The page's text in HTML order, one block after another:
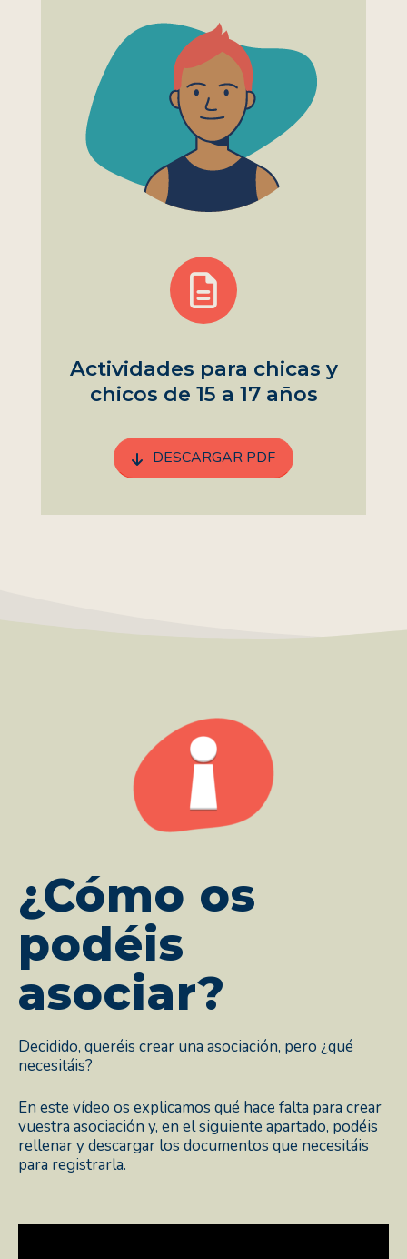
Actividades para chicas y
chicos de 15 a 17 años
DESCARGAR PDF
¿Cómo os
podéis
asociar?
Decidido, queréis crear una asociación, pero ¿qué
necesitáis?
En este vídeo os explicamos qué hace falta para crear
vuestra asociación y, en el siguiente apartado, podéis
rellenar y descargar los documentos que necesitáis
para registrarla.